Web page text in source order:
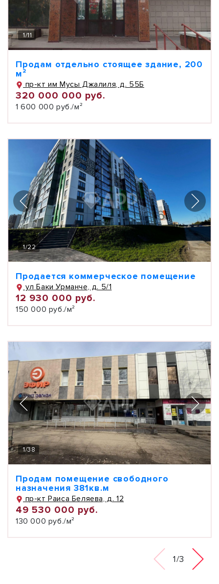
1/11
Продам отдельно стоящее здание, 200
м²
пр-кт им Мусы Джалиля, д. 55Б
320 000 000 руб.
1 600 000 руб./м²
1/22
Продается коммерческое помещение
ул Баки Урманче, д. 5/1
12 930 000 руб.
150 000 руб./м²
1/38
Продам помещение свободного
назначения 381кв.м
пр-кт Раиса Беляева, д. 12
49 530 000 руб.
130 000 руб./м²
1/3